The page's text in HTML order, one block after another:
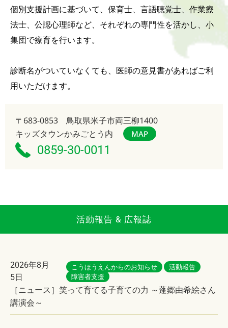
個別支援計画に基づいて、保育士、言語聴覚士、作業療
法士、公認心理師など、それぞれの専門性を活かし、小
集団で療育を行います。
診断名がついていなくても、医師の意見書があればご利
用いただけます。
〒683-0853 鳥取県米子市両三柳1400
キッズタウンかみごとう内
MAP
0859-30-0011
活動報告 & 広報誌
2026年8月
5日
こうほうえんからのお知らせ
活動報告
障害者支援
［ニュース］笑って育てる子育ての力 ～蓬郷由希絵さん
講演会～